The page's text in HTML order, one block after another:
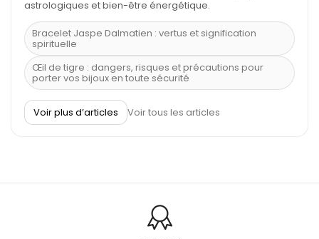
astrologiques et bien-être énergétique.
Bracelet Jaspe Dalmatien : vertus et signification
spirituelle
Œil de tigre : dangers, risques et précautions pour
porter vos bijoux en toute sécurité
À quel poignet porter un bracelet de pierre
Découvrez le scorpion et ses pierres
Bienfaits de la sélénite – pierre des anges
Voir plus d’articles Voir tous les articles